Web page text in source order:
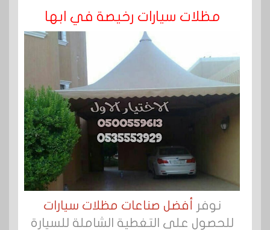
مظلات سيارات رخيصة في ابها
نوفر
أفضل صناعات مظلات سيارات
للحصول على التغطية الشاملة للسيارة